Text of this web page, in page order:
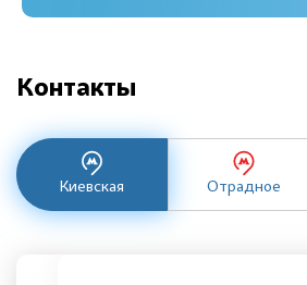
Контакты
Киевская Отрадное